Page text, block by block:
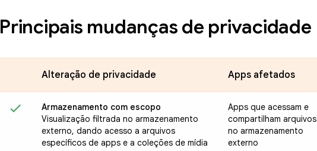
Principais mudanças de privacidade
Alteração de privacidade Apps afetados
Armazenamento com escopo
Visualização filtrada no armazenamento
externo, dando acesso a arquivos
específicos de apps e a coleções de mídia
Apps que acessam e
compartilham arquivos
no armazenamento
externo